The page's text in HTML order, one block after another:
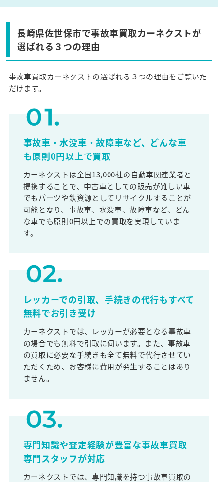
長崎県佐世保市で事故車買取カーネクストが
選ばれる３つの理由
事故車買取カーネクストの選ばれる３つの理由をご覧いた
だけます。
事故車・水没車・故障車など、どんな車
も原則0円以上で買取
カーネクストは全国13,000社の自動車関連業者と
提携することで、中古車としての販売が難しい車
でもパーツや鉄資源としてリサイクルすることが
可能となり、事故車、水没車、故障車など、どん
な車でも原則0円以上での買取を実現していま
す。
レッカーでの引取、手続きの代行もすべて
無料でお引き受け
カーネクストでは、レッカーが必要となる事故車
の場合でも無料で引取に伺います。また、事故車
の買取に必要な手続きも全て無料で代行させてい
ただくため、お客様に費用が発生することはあり
ません。
専門知識や査定経験が豊富な事故車買取
専門スタッフが対応
カーネクストでは、専門知識を持つ事故車買取の